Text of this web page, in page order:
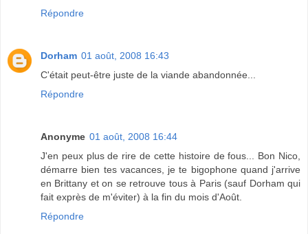
Répondre
Dorham 01 août, 2008 16:43
C'était peut-être juste de la viande abandonnée...
Répondre
Anonyme 01 août, 2008 16:44
J'en peux plus de rire de cette histoire de fous... Bon Nico,
démarre bien tes vacances, je te bigophone quand j'arrive
en Brittany et on se retrouve tous à Paris (sauf Dorham qui
fait exprès de m'éviter) à la fin du mois d'Août.
Répondre